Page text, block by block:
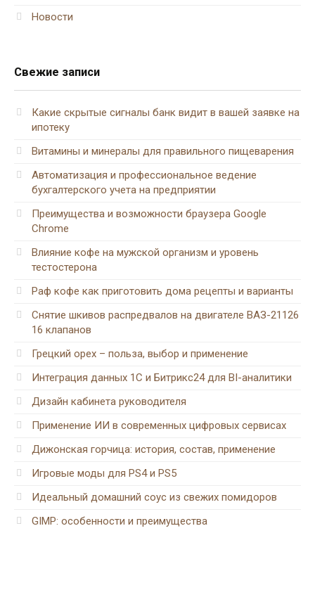
Новости
Свежие записи
Какие скрытые сигналы банк видит в вашей заявке на
ипотеку
Витамины и минералы для правильного пищеварения
Автоматизация и профессиональное ведение
бухгалтерского учета на предприятии
Преимущества и возможности браузера Google
Chrome
Влияние кофе на мужской организм и уровень
тестостерона
Раф кофе как приготовить дома рецепты и варианты
Снятие шкивов распредвалов на двигателе ВАЗ-21126
16 клапанов
Грецкий орех – польза, выбор и применение
Интеграция данных 1С и Битрикс24 для BI-аналитики
Дизайн кабинета руководителя
Применение ИИ в современных цифровых сервисах
Дижонская горчица: история, состав, применение
Игровые моды для PS4 и PS5
Идеальный домашний соус из свежих помидоров
GIMP: особенности и преимущества